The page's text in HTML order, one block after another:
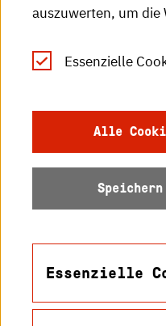
Leichte Sprache
Datenschutz
Barrierefreiheit
auszuwerten, um die
Essenzielle
Alle
Essenzielle